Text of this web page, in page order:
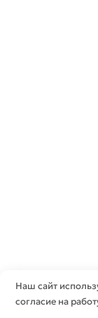
Наш сайт
согласие на